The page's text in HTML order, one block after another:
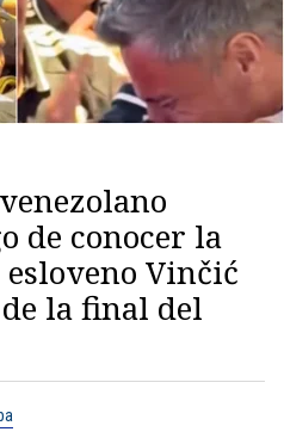
de conocer la
Vinčić
la final del